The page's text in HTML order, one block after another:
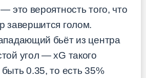
это вероятность того, что
завершится голом.
бьёт из центра
угол — xG такого
0.35, то есть 35%